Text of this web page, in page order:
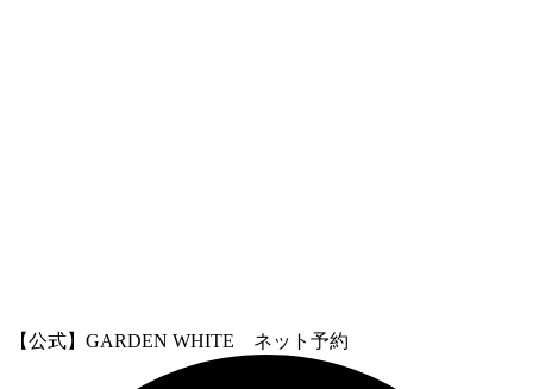
【公式】GARDEN WHITE ネット予約